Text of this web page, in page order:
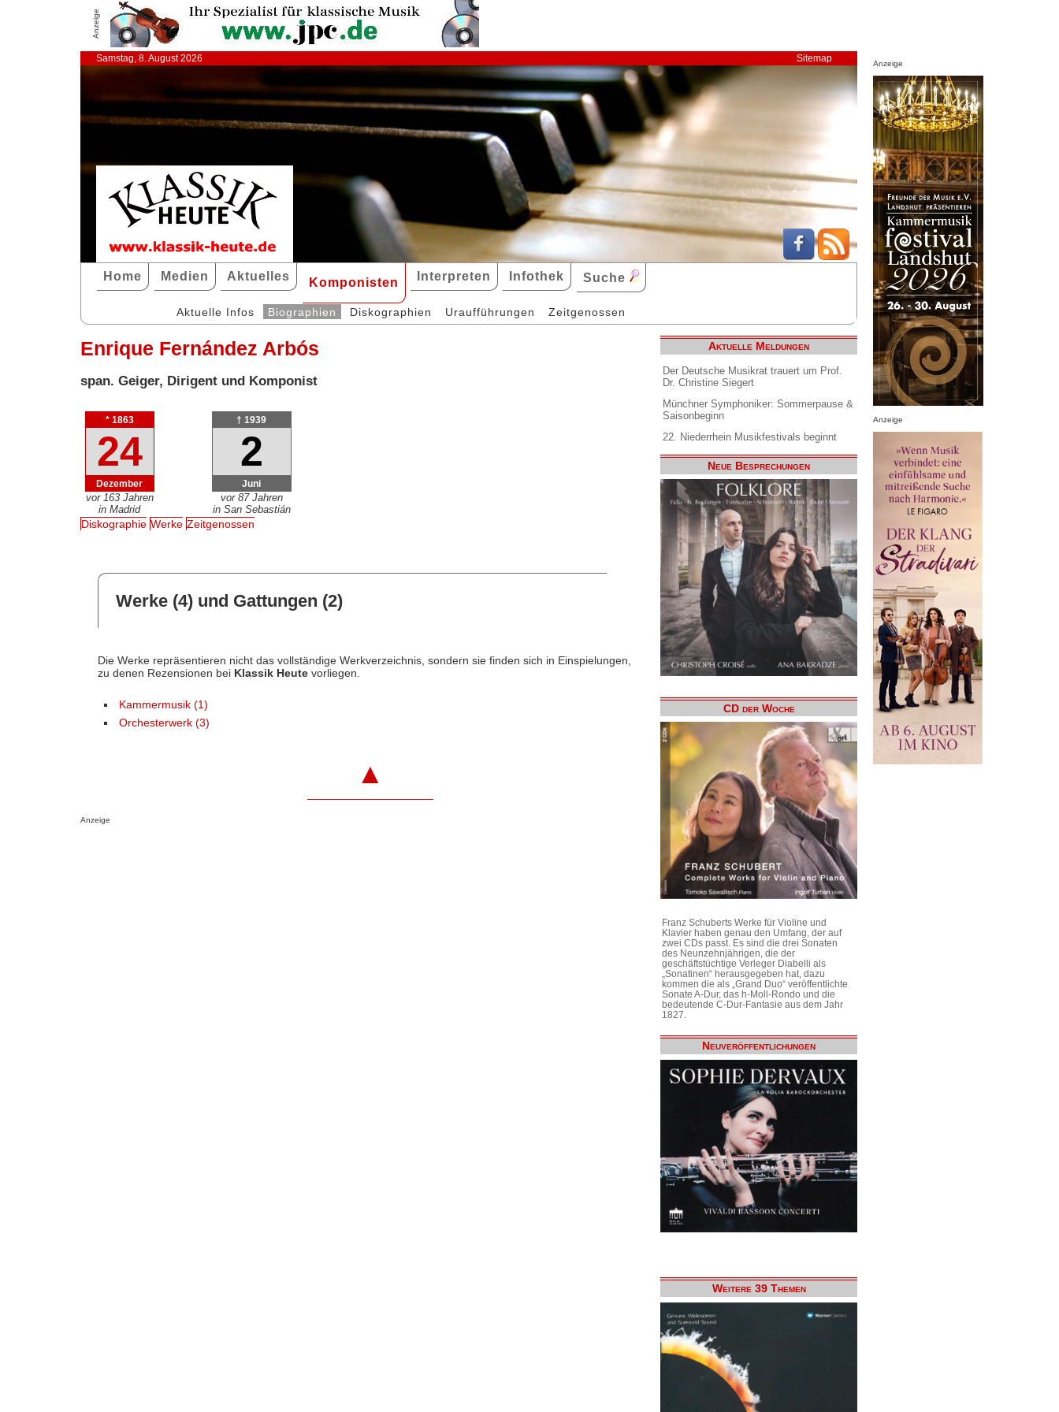
Anzeige
Samstag, 8. August 2026 Sitemap
Home Medien Aktuelles Komponisten Interpreten Infothek Suche
Aktuelle Infos Biographien Diskographien Uraufführungen Zeitgenossen
Enrique Fernández Arbós
span. Geiger, Dirigent und Komponist
* 1863
24
Dezember
vor 163 Jahren
in Madrid
† 1939
2
Juni
vor 87 Jahren
in San Sebastián
Diskographie Werke Zeitgenossen
Werke (4) und Gattungen (2)
Die Werke repräsentieren nicht das vollständige Werkverzeichnis, sondern sie finden sich in Einspielungen,
zu denen Rezensionen bei Klassik Heutevorliegen.
Kammermusik (1)
Orchesterwerk (3)
▲
Anzeige
Aktuelle Meldungen
Der Deutsche Musikrat trauert um Prof.
Dr. Christine Siegert
Münchner Symphoniker: Sommerpause &
Saisonbeginn
22. Niederrhein Musikfestivals beginnt
Neue Besprechungen
CD der Woche
Franz Schuberts Werke für Violine und
Klavier haben genau den Umfang, der auf
zwei CDs passt. Es sind die drei Sonaten
des Neunzehnjährigen, die der
geschäftstüchtige Verleger Diabelli als
„Sonatinen“ herausgegeben hat, dazu
kommen die als „Grand Duo“ veröffentlichte
Sonate A-Dur, das h-Moll-Rondo und die
bedeutende C-Dur-Fantasie aus dem Jahr
1827.
Neuveröffentlichungen
Weitere 39 Themen
Anzeige
Anzeige